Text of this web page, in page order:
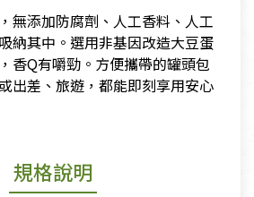
無添加防腐劑、人工香料、人工
納其中。選用非基因改造大豆蛋
香Q有嚼勁。方便攜帶的罐頭包
出差、旅遊，都能即刻享用安心
規格說明